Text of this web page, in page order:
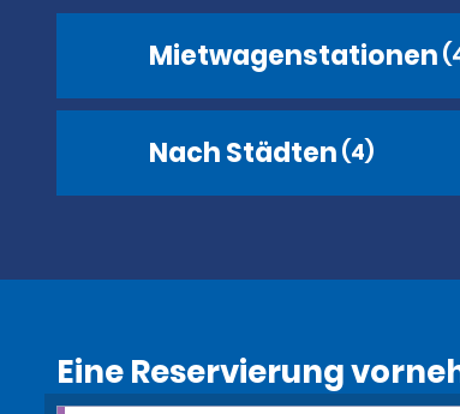
Mietwagenstationen
Nach Städten (4)
Eine Reservierung